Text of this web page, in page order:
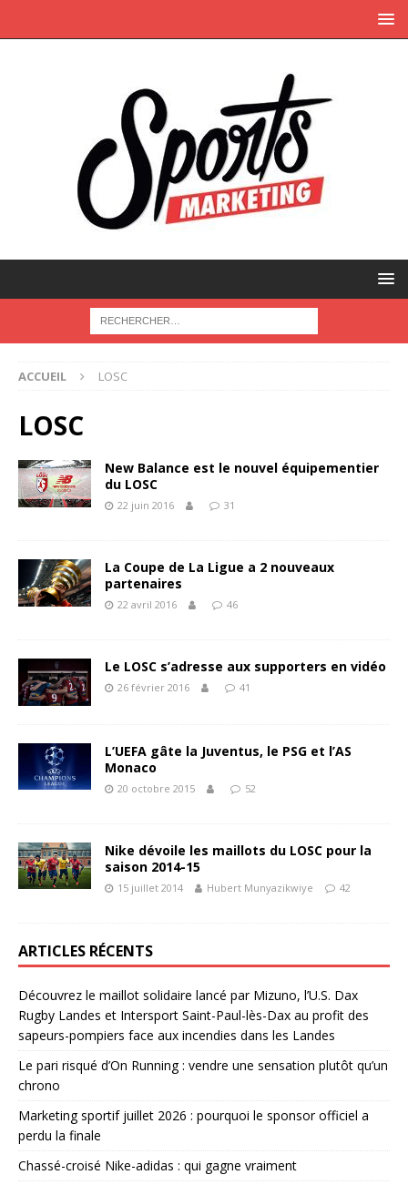
ACCUEIL LOSC
LOSC
New Balance est le nouvel équipementier
du LOSC
22 juin 2016 31
La Coupe de La Ligue a 2 nouveaux
partenaires
22 avril 2016 46
Le LOSC s’adresse aux supporters en vidéo
26 février 2016 41
L’UEFA gâte la Juventus, le PSG et l’AS
Monaco
20 octobre 2015 52
Nike dévoile les maillots du LOSC pour la
saison 2014-15
15 juillet 2014 Hubert Munyazikwiye 42
ARTICLES RÉCENTS
Découvrez le maillot solidaire lancé par Mizuno, l’U.S. Dax
Rugby Landes et Intersport Saint-Paul-lès-Dax au profit des
sapeurs-pompiers face aux incendies dans les Landes
Le pari risqué d’On Running : vendre une sensation plutôt qu’un
chrono
Marketing sportif juillet 2026 : pourquoi le sponsor officiel a
perdu la finale
Chassé-croisé Nike-adidas : qui gagne vraiment